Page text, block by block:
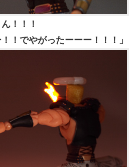
！！！
！でやがったーーー！！！」